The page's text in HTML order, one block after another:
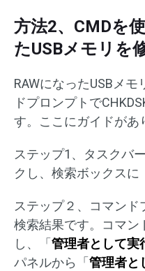
方法2、CMDを
たUSBメモリを
RAWになったUSBメ
ドプロンプトで
す。ここにガイドがあ
ステップ1、タスクバ
クし、検索ボックスに
ステップ２、コマンド
検索結果です。コマン
し、「 管理者として実
パネルから「 管理者と